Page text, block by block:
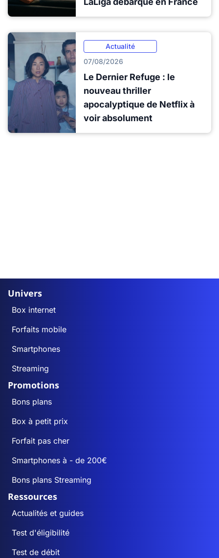
Actualité
07/08/2026
Le Dernier Refuge : le
nouveau thriller
apocalyptique de Netflix à
voir absolument
Univers
Box internet
Forfaits mobile
Smartphones
Streaming
Promotions
Bons plans
Box à petit prix
Forfait pas cher
Smartphones à - de 200€
Bons plans Streaming
Ressources
Actualités et guides
Test d'éligibilité
Test de débit